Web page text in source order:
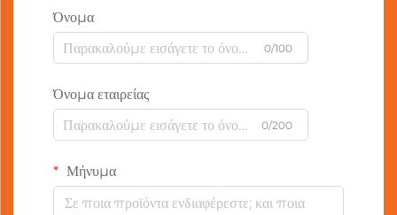
Όνομα
0/100
Όνομα εταιρείας
0/200
Μήνυμα